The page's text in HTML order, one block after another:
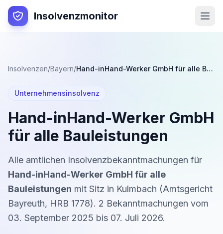
Insolvenzmonitor
Insolvenzen/Bayern/ Hand-inHand-Werker GmbH für alle Bauleistungen
Unternehmensinsolvenz
Hand-inHand-Werker GmbH
für alle Bauleistungen
Alle amtlichen Insolvenzbekanntmachungen für
Hand-inHand-Werker GmbH für alle
Bauleistungen mit Sitz in Kulmbach (Amtsgericht
Bayreuth, HRB 1778). 2 Bekanntmachungen vom
03. September 2025 bis 07. Juli 2026.